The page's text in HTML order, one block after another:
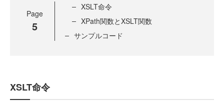
Page
5
XSLT命令
XPath関数とXSLT関数
サンプルコード
XSLT命令